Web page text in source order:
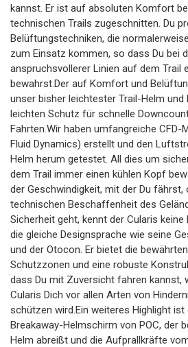
kannst. Er ist auf absoluten Komfort
technischen Trails zugeschnitten. Du
Belüftungstechniken, die
zum Einsatz kommen, so dass Du bei
anspruchsvollerer Linien auf dem Trail
bewahrst.Der auf Komfort und
unser bisher leichtester Trail-Helm und
leichten Schutz für schnelle
Fahrten.Wir haben umfangreiche CFD-
Fluid Dynamics) erstellt und den
Helm herum getestet. All dies um
dem Trail immer einen kühlen Kopf
der Geschwindigkeit, mit der Du fährst,
technischen Beschaffenheit des
Sicherheit geht, kennt der Cularis
die gleiche Designsprache wie seine
und der Otocon. Er bietet die
Schutzzonen und eine robuste
dass Du mit Zuversicht fahren kannst,
Cularis Dich vor allen Arten von
schützen wird.Ein weiteres Highlight
Breakaway-Helmschirm von POC, der
Helm abreißt und die Aufprallkräfte